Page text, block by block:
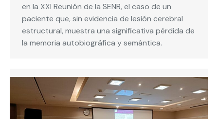
en la XXI Reunión de la SENR, el caso de un
paciente que, sin evidencia de lesión cerebral
estructural, muestra una significativa pérdida de
la memoria autobiográfica y semántica.